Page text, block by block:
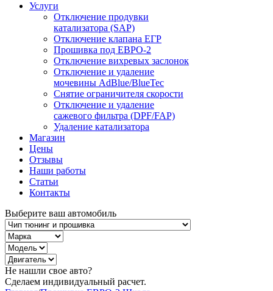
Услуги
Отключение продувки
катализатора (SAP)
Отключение клапана ЕГР
Прошивка под ЕВРО-2
Отключение вихревых заслонок
Отключение и удаление
мочевины AdBlue/BlueTec
Снятие ограничителя скорости
Отключение и удаление
сажевого фильтра (DPF/FAP)
Удаление катализатора
Магазин
Цены
Отзывы
Наши работы
Статьи
Контакты
Выберите ваш автомобиль
Не нашли свое авто?
Сделаем индивидуальный расчет.